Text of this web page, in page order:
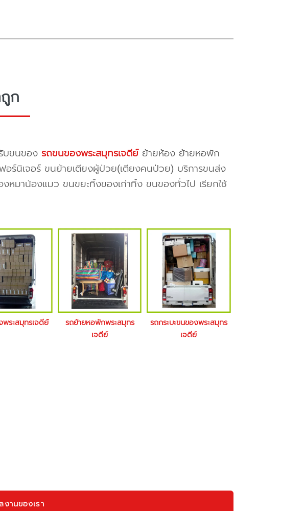
ก
บขนของ รถขนของพระสมุทรเจดีย์ย้ายห้อง ย้ายหอพัก
ร์นิเจอร์ ขนย้ายเตียงผู้ป่วย(เตียงคนป่วย) บริการขนส่ง
มาน้องแมว ขนขยะทิ้งของเก่าทิ้ง ขนของทั่วไป เรียกใช้
ระสมุทรเจดีย์
รถย้ายหอพักพระสมุทร
เจดีย์
รถกระบะขนของพระสมุทร
เจดีย์
านของเรา